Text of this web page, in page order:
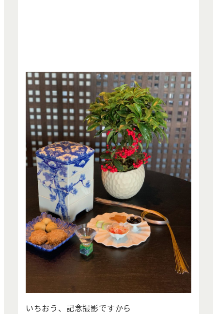
いちおう、記念撮影ですから